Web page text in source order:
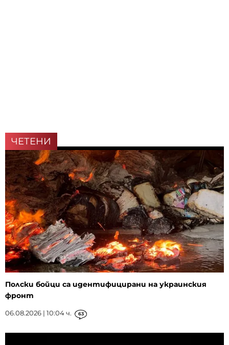
ЧЕТЕНИ
Полски бойци са идентифицирани на украинския
фронт
06.08.2026 | 10:04 ч. 63